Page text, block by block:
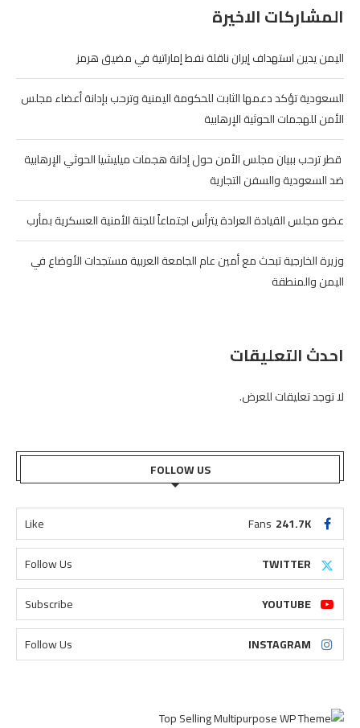
المشاركات الاخيرة
اليمن يدين استهداف إيران ناقلة نفط إماراتية في مضيق هرمز
السعودية تؤكد دعمها الثابت للحكومة اليمنية وترحب بإدانة أعضاء مجلس
الأمن للهجمات الحوثية الإرهابية
‏ قطر ترحب ببيان مجلس الأمن حول إدانة هجمات ميليشيا الحوثي الإرهابية
ضد السعودية والسفن التجارية
عضو مجلس القيادة العرادة يترأس اجتماعاً للجنة الأمنية العسكرية بمأرب
وزيرة الخارجية تبحث مع أمين عام الجامعة العربية مستجدات الأوضاع في
اليمن والمنطقة
احدث التعليقات
لا توجد تعليقات للعرض.
FOLLOW US
241.7K
Fans
Like
TWITTER
Follow Us
YOUTUBE
Subscribe
INSTAGRAM
Follow Us